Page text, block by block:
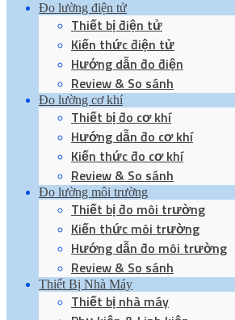
Đo lường điện tử
Thiết bị điện tử
Kiến thức điện tử
Hướng dẫn đo điện
Review & So sánh
Đo lường cơ khí
Thiết bị đo cơ khí
Hướng dẫn đo cơ khí
Kiến thức đo cơ khí
Review & So sánh
Đo lường môi trường
Thiết bị đo môi trường
Kiến thức môi trường
Hướng dẫn đo môi trường
Review & So sánh
Thiết Bị Nhà Máy
Thiết bị nhà máy